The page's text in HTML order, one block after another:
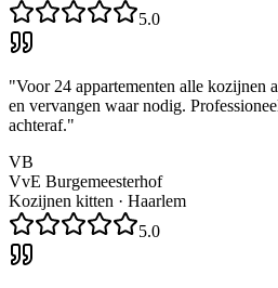
5.0
"Voor 24 appartementen alle kozijnen
en vervangen waar nodig.
achteraf."
VB
VvE Burgemeesterhof
Kozijnen kitten · Haarlem
5.0